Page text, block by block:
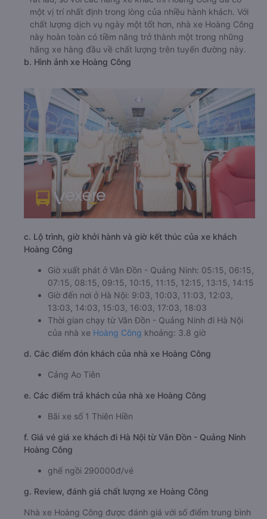
một vị trí nhất định trong lòng của nhiều hành khách. Với
chất lượng dịch vụ ngày một tốt hơn, nhà xe Hoàng Công
này hoàn toàn có tiềm năng trở thành một trong những
hãng xe hàng đầu về chất lượng trên tuyến đường này.
b. Hình ảnh xe Hoàng Công
c. Lộ trình, giờ khởi hành và giờ kết thúc của xe khách
Hoàng Công
Giờ xuất phát ở Vân Đồn - Quảng Ninh: 05:15, 06:15,
07:15, 08:15, 09:15, 10:15, 11:15, 12:15, 13:15, 14:15
Giờ đến nơi ở Hà Nội: 9:03, 10:03, 11:03, 12:03,
13:03, 14:03, 15:03, 16:03, 17:03, 18:03
Thời gian chạy từ Vân Đồn - Quảng Ninh đi Hà Nội
của nhà xe Hoàng Công khoảng: 3.8 giờ
d. Các điểm đón khách của nhà xe Hoàng Công
Cảng Ao Tiên
e. Các điểm trả khách của nhà xe Hoàng Công
Bãi xe số 1 Thiên Hiền
f. Giá vé giá xe khách đi Hà Nội từ Vân Đồn - Quảng Ninh
Hoàng Công
ghế ngồi 290000đ/vé
g. Review, đánh giá chất lượng xe Hoàng Công
Nhà xe Hoàng Công được đánh giá với số điểm trung bình